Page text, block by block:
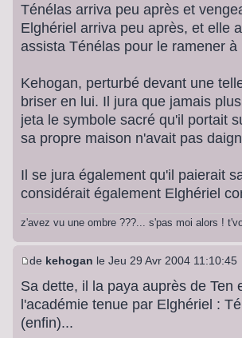
Ténélas arriva peu après et
Elghériel arriva peu après, et elle
assista Ténélas pour le ramener à
Kehogan, perturbé devant une
briser en lui. Il jura que jamais
jeta le symbole sacré qu'il portait
sa propre maison n'avait pas
Il se jura également qu'il paierait
considérait également Elghériel
z'avez vu une ombre ???... s'pas moi alors !
de kehogan le Jeu 29 Avr 2004 11:10:45
Sa dette, il la paya auprès de Ten
l'académie tenue par Elghériel :
(enfin)...